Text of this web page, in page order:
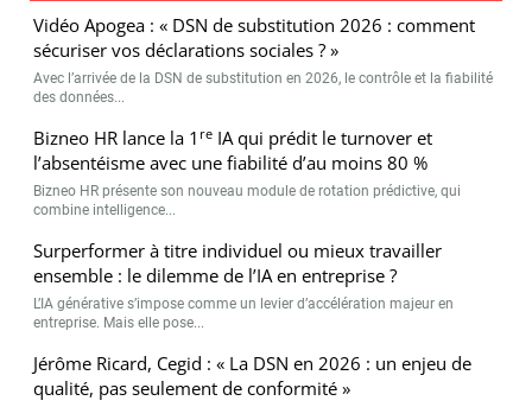
Vidéo Apogea : « DSN de substitution 2026 : comment
sécuriser vos déclarations sociales ? »
Avec l’arrivée de la DSN de substitution en 2026, le contrôle et la fiabilité
des données...
Bizneo HR lance la 1 re IA qui prédit le turnover et
l’absentéisme avec une fiabilité d’au moins 80 %
Bizneo HR présente son nouveau module de rotation prédictive, qui
combine intelligence...
Surperformer à titre individuel ou mieux travailler
ensemble : le dilemme de l’IA en entreprise ?
L’IA générative s’impose comme un levier d’accélération majeur en
entreprise. Mais elle pose...
Jérôme Ricard, Cegid : « La DSN en 2026 : un enjeu de
qualité, pas seulement de conformité »